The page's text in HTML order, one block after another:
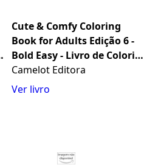
Cute & Comfy Coloring
Book for Adults Edição 6 -
Bold Easy - Livro de Colorir
Adulto + 12 Canetas
Camelot Editora
Ver livro